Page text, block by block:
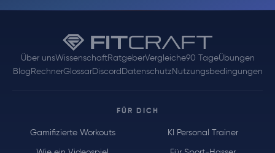
Über unsWissenschaftRatgeberVergleiche90 TageÜbungen
Blog RechnerGlossarDiscord Datenschutz Nutzungsbedingungen
FÜR DICH
Gamifizierte Workouts KI Personal Trainer